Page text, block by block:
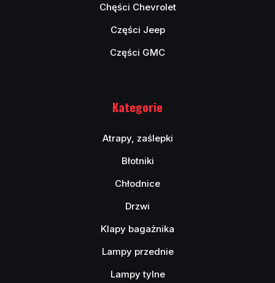
Chęści Chevrolet
Części Jeep
Części GMC
Kategorie
Atrapy, zaślepki
Błotniki
Chłodnice
Drzwi
Klapy bagażnika
Lampy przednie
Lampy tylne